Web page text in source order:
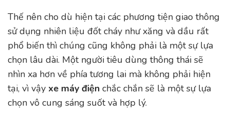
Thế nên cho dù hiện tại các phương tiện giao thông
sử dụng nhiên liệu đốt cháy như xăng và dầu rất
phổ biến thì chúng cũng không phải là một sự lựa
chọn lâu dài. Một người tiêu dùng thông thái sẽ
nhìn xa hơn về phía tương lai mà không phải hiện
tại, vì vậy xe máy điện chắc chắn sẽ là một sự lựa
chọn vô cung sáng suốt và hợp lý.